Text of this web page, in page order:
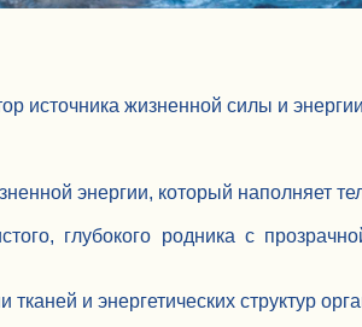
источника жизненной силы и
энергии, который наполняет
глубокого родника с
и энергетических структур